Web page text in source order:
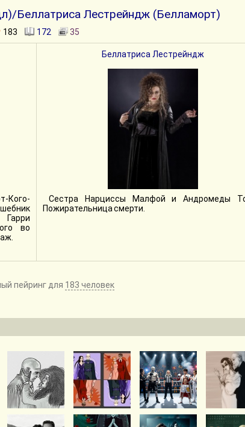
Беллатриса Лестрейндж (Белламорт)
183 172 35
Кого-
Гарри
во
Беллатриса Лестрейндж
Сестра Нарциссы Малфой и Андромеды
Пожирательница смерти.
пейринг для 183 человек